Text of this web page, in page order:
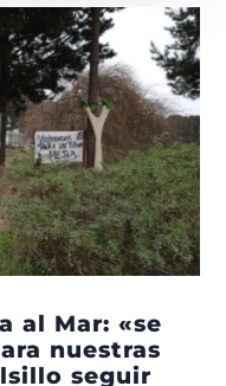
al Mar: «se
nuestras
seguir